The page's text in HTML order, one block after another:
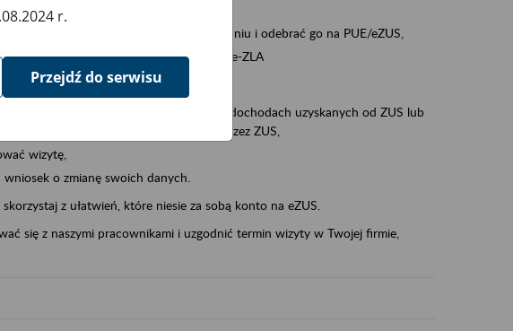
o wydanie zaświadczenia o niezaleganiu i odebrać go na PUE/eZUS,
lekarskich swoich pracowników - e-ZLA
do formularza PIT 11A, czyli informacji o dochodach uzyskanych od ZUS lub
40A, czyli rocznego obliczenia podatku przez ZUS,
wizytę,
wniosek o zmianę swoich danych.
z ułatwień, które niesie za sobą konto na eZUS.
się z naszymi pracownikami i uzgodnić termin wizyty w Twojej firmie,
r.
Przejdź do serwisu